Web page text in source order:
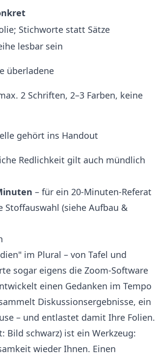
Stichworte statt Sätze
lesbar sein
überladene
2 Schriften, 2–3 Farben, keine
gehört ins Handout
Redlichkeit gilt auch mündlich
– für ein 20-Minuten-Referat
Stoffauswahl (siehe Aufbau &
im Plural – von Tafel und
sogar eigens die Zoom-Software
einen Gedanken im Tempo
Diskussionsergebnisse, ein
– und entlastet damit Ihre Folien.
Bild schwarz) ist ein Werkzeug:
wieder Ihnen. Einen